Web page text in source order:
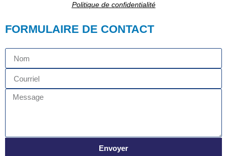
Politique de confidentialité
FORMULAIRE DE CONTACT
Envoyer